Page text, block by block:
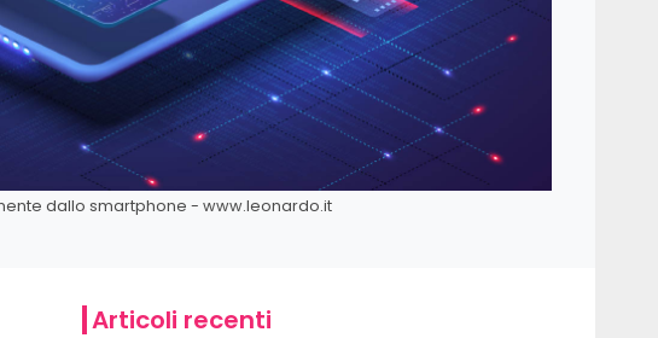
dallo smartphone - www.leonardo.it
Articoli recenti